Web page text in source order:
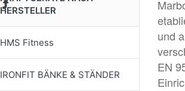
HERSTELLER
HMS Fitness
IRONFIT BÄNKE & STÄNDER
und
EN